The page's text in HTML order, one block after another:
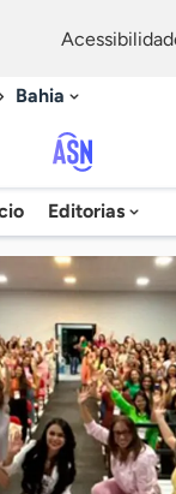
Bahia
Sebrae
de
Editorias